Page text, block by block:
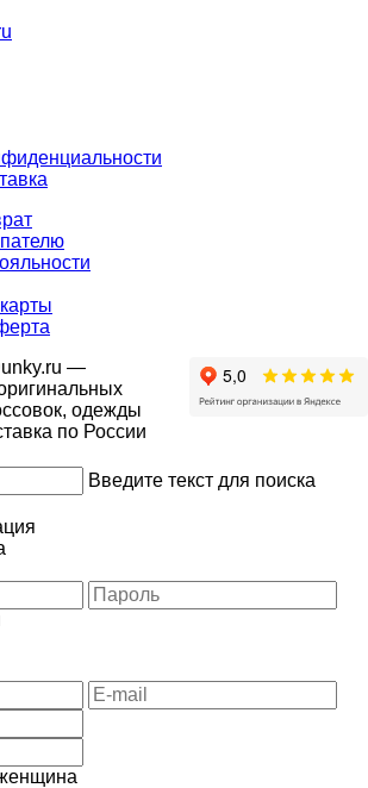
—
одежды
по России
Введите текст для поиска